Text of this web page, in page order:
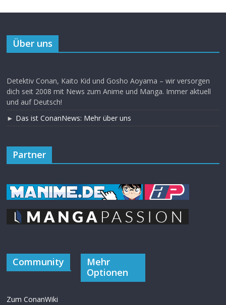
Über uns
Detektiv Conan, Kaito Kid und Gosho Aoyama – wir versorgen
dich seit 2008 mit News zum Anime und Manga. Immer aktuell
und auf Deutsch!
► Das ist ConanNews: Mehr über uns
Partner
Community
Zum ConanWiki
Mehr
Optionen